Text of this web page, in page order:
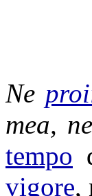
Ne
mea, ne
tempo
vigore,